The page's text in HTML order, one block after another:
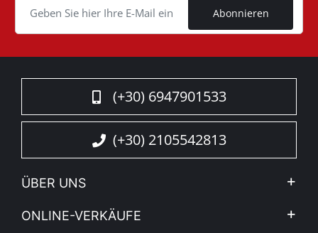
Abonnieren
(+30) 6947901533
(+30) 2105542813
ÜBER UNS
Firma
ONLINE-VERKÄUFE